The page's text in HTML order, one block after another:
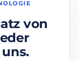
von